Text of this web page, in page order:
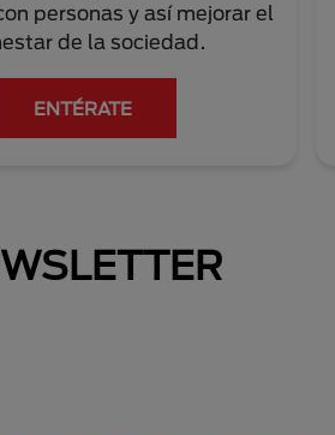
personas y así mejorar el
de la sociedad.
ENTÉRATE